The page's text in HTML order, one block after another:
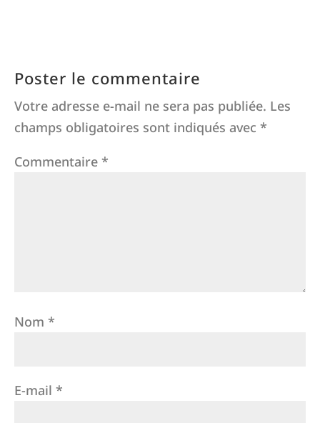
Poster le commentaire
Votre adresse e-mail ne sera pas publiée. Les
champs obligatoires sont indiqués avec *
Commentaire *
Nom *
E-mail *